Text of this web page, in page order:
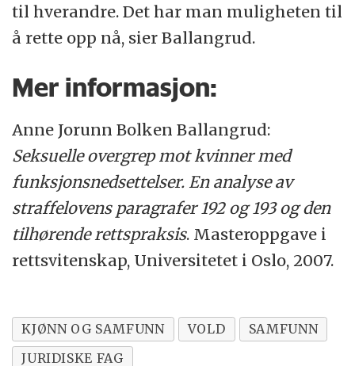
til hverandre. Det har man muligheten til
å rette opp nå, sier Ballangrud.
Mer informasjon:
Anne Jorunn Bolken Ballangrud:
Seksuelle overgrep mot kvinner med
funksjonsnedsettelser. En analyse av
straffelovens paragrafer 192 og 193 og den
tilhørende rettspraksis. Masteroppgave i
rettsvitenskap, Universitetet i Oslo, 2007.
KJØNN OG SAMFUNN VOLD
SAMFUNN
JURIDISKE FAG